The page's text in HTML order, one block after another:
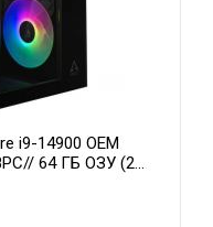
i9-14900 OEM
64 ГБ ОЗУ (2
384-Bit 3xDP